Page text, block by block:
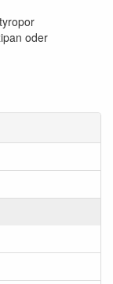
oder